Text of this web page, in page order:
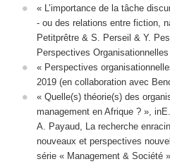
« L’importance de la tâche
- ou des relations entre fiction,
Petitprêtre & S. Perseil & Y.
Perspectives
« Perspectives
2019 (en collaboration avec
« Quelle(s) théorie(s) des
management en Afrique ? »,
A. Payaud, La recherche
nouveaux et perspectives
série « Management & Société